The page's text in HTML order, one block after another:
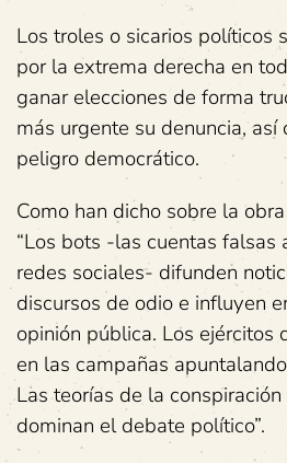
Los troles o sicarios políticos
por la extrema derecha en
ganar elecciones de forma
más urgente su denuncia, así
peligro democrático.
Como han dicho sobre la
“Los bots -las cuentas falsas
redes sociales- difunden
discursos de odio e influyen
opinión pública. Los ejércitos
en las campañas
Las teorías de la
dominan el debate político”.